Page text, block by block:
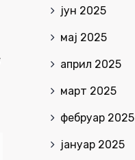
јун 2025
мај 2025
април 2025
март 2025
фебруар 2025
јануар 2025